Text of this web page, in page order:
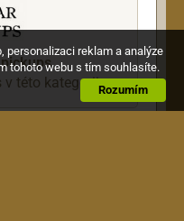
v této kategorii
personalizaci reklam a analýze
tohoto webu s tím souhlasíte.
Rozumím